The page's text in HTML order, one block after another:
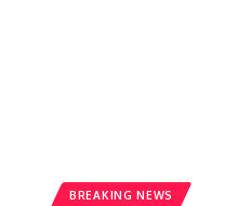
BREAKING NEWS